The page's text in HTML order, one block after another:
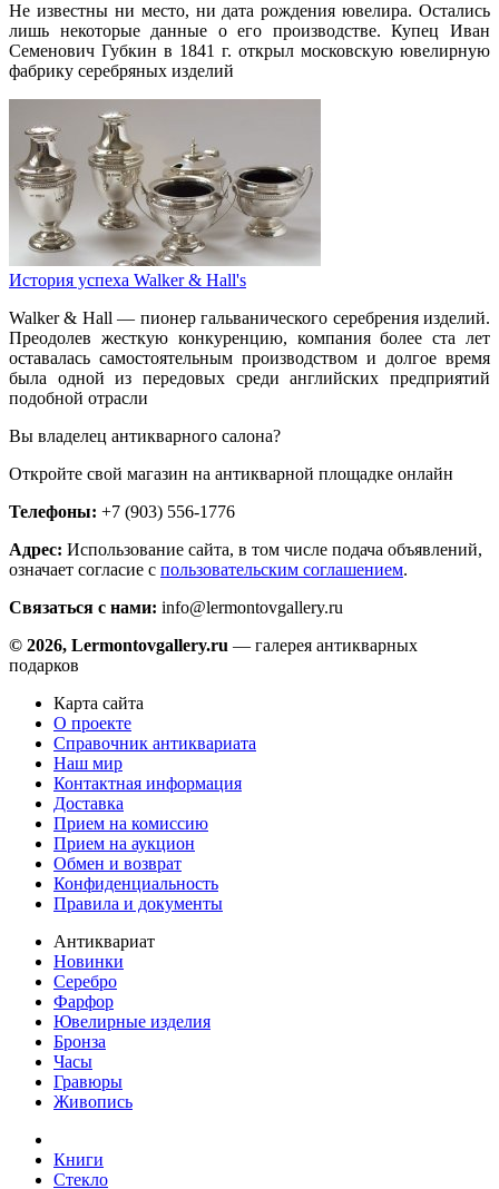
Не известны ни место, ни дата рождения ювелира. Остались
лишь некоторые данные о его производстве. Купец Иван
Семенович Губкин в 1841 г. открыл московскую ювелирную
фабрику серебряных изделий
История успеха Walker & Hall's
Walker & Hall — пионер гальванического серебрения изделий.
Преодолев жесткую конкуренцию, компания более ста лет
оставалась самостоятельным производством и долгое время
была одной из передовых среди английских предприятий
подобной отрасли
Вы владелец антикварного салона?
Откройте свой магазин на антикварной площадке онлайн
Телефоны: +7 (903) 556-1776
Адрес: Использование сайта, в том числе подача объявлений,
означает согласие с пользовательским соглашением.
Связаться с нами: info@lermontovgallery.ru
© 2026, Lermontovgallery.ru — галерея антикварных
подарков
Карта сайта
О проекте
Справочник антиквариата
Наш мир
Контактная информация
Доставка
Прием на комиссию
Прием на аукцион
Обмен и возврат
Конфиденциальность
Правила и документы
Антиквариат
Новинки
Серебро
Фарфор
Ювелирные изделия
Бронза
Часы
Гравюры
Живопись
Книги
Стекло